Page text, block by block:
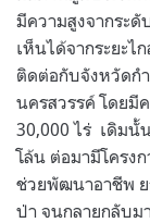
มีความสูงจากระดั
เห็นได้จากระยะ
ติดต่อกับจังหวัดก
นครสวรรค์ โดยมี
30,000 ไร่ เดิมนั้
โล้น ต่อมามีโครง
ช่วยพัฒนาอาชีพ
ป่า จนกลายกลับม